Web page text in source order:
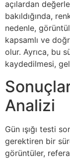
açılardan
bakıldığında,
nedenle,
kapsamlı ve
olur. Ayrıca, bu
kaydedilmesi,
Analizi
Gün ışığı testi
gerektiren bir
görüntüler,